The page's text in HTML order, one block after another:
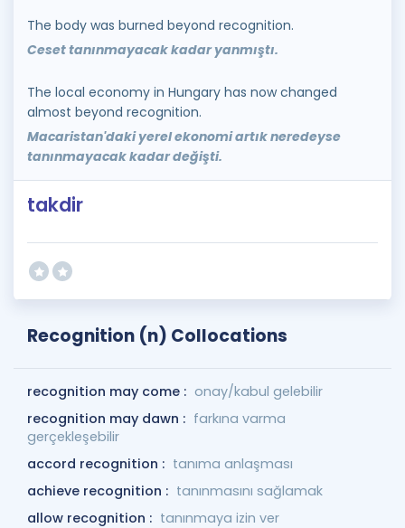
The body was burned beyond recognition.
Ceset tanınmayacak kadar yanmıştı.
The local economy in Hungary has now changed
almost beyond recognition.
Macaristan'daki yerel ekonomi artık neredeyse
tanınmayacak kadar değişti.
takdir
Recognition (n) Collocations
recognition may come : onay/kabul gelebilir
recognition may dawn : farkına varma
gerçekleşebilir
accord recognition : tanıma anlaşması
achieve recognition : tanınmasını sağlamak
allow recognition : tanınmaya izin ver